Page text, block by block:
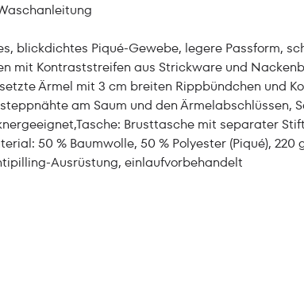
blickdichtes Piqué-Gewebe, legere Passform,
mit Kontraststreifen aus Strickware und
Ärmel mit 3 cm breiten Rippbündchen und
am Saum und den Ärmelabschlüssen,
Brusttasche mit separater
50 % Baumwolle, 50 % Polyester (Piqué),
Ausrüstung, einlaufvorbehandelt